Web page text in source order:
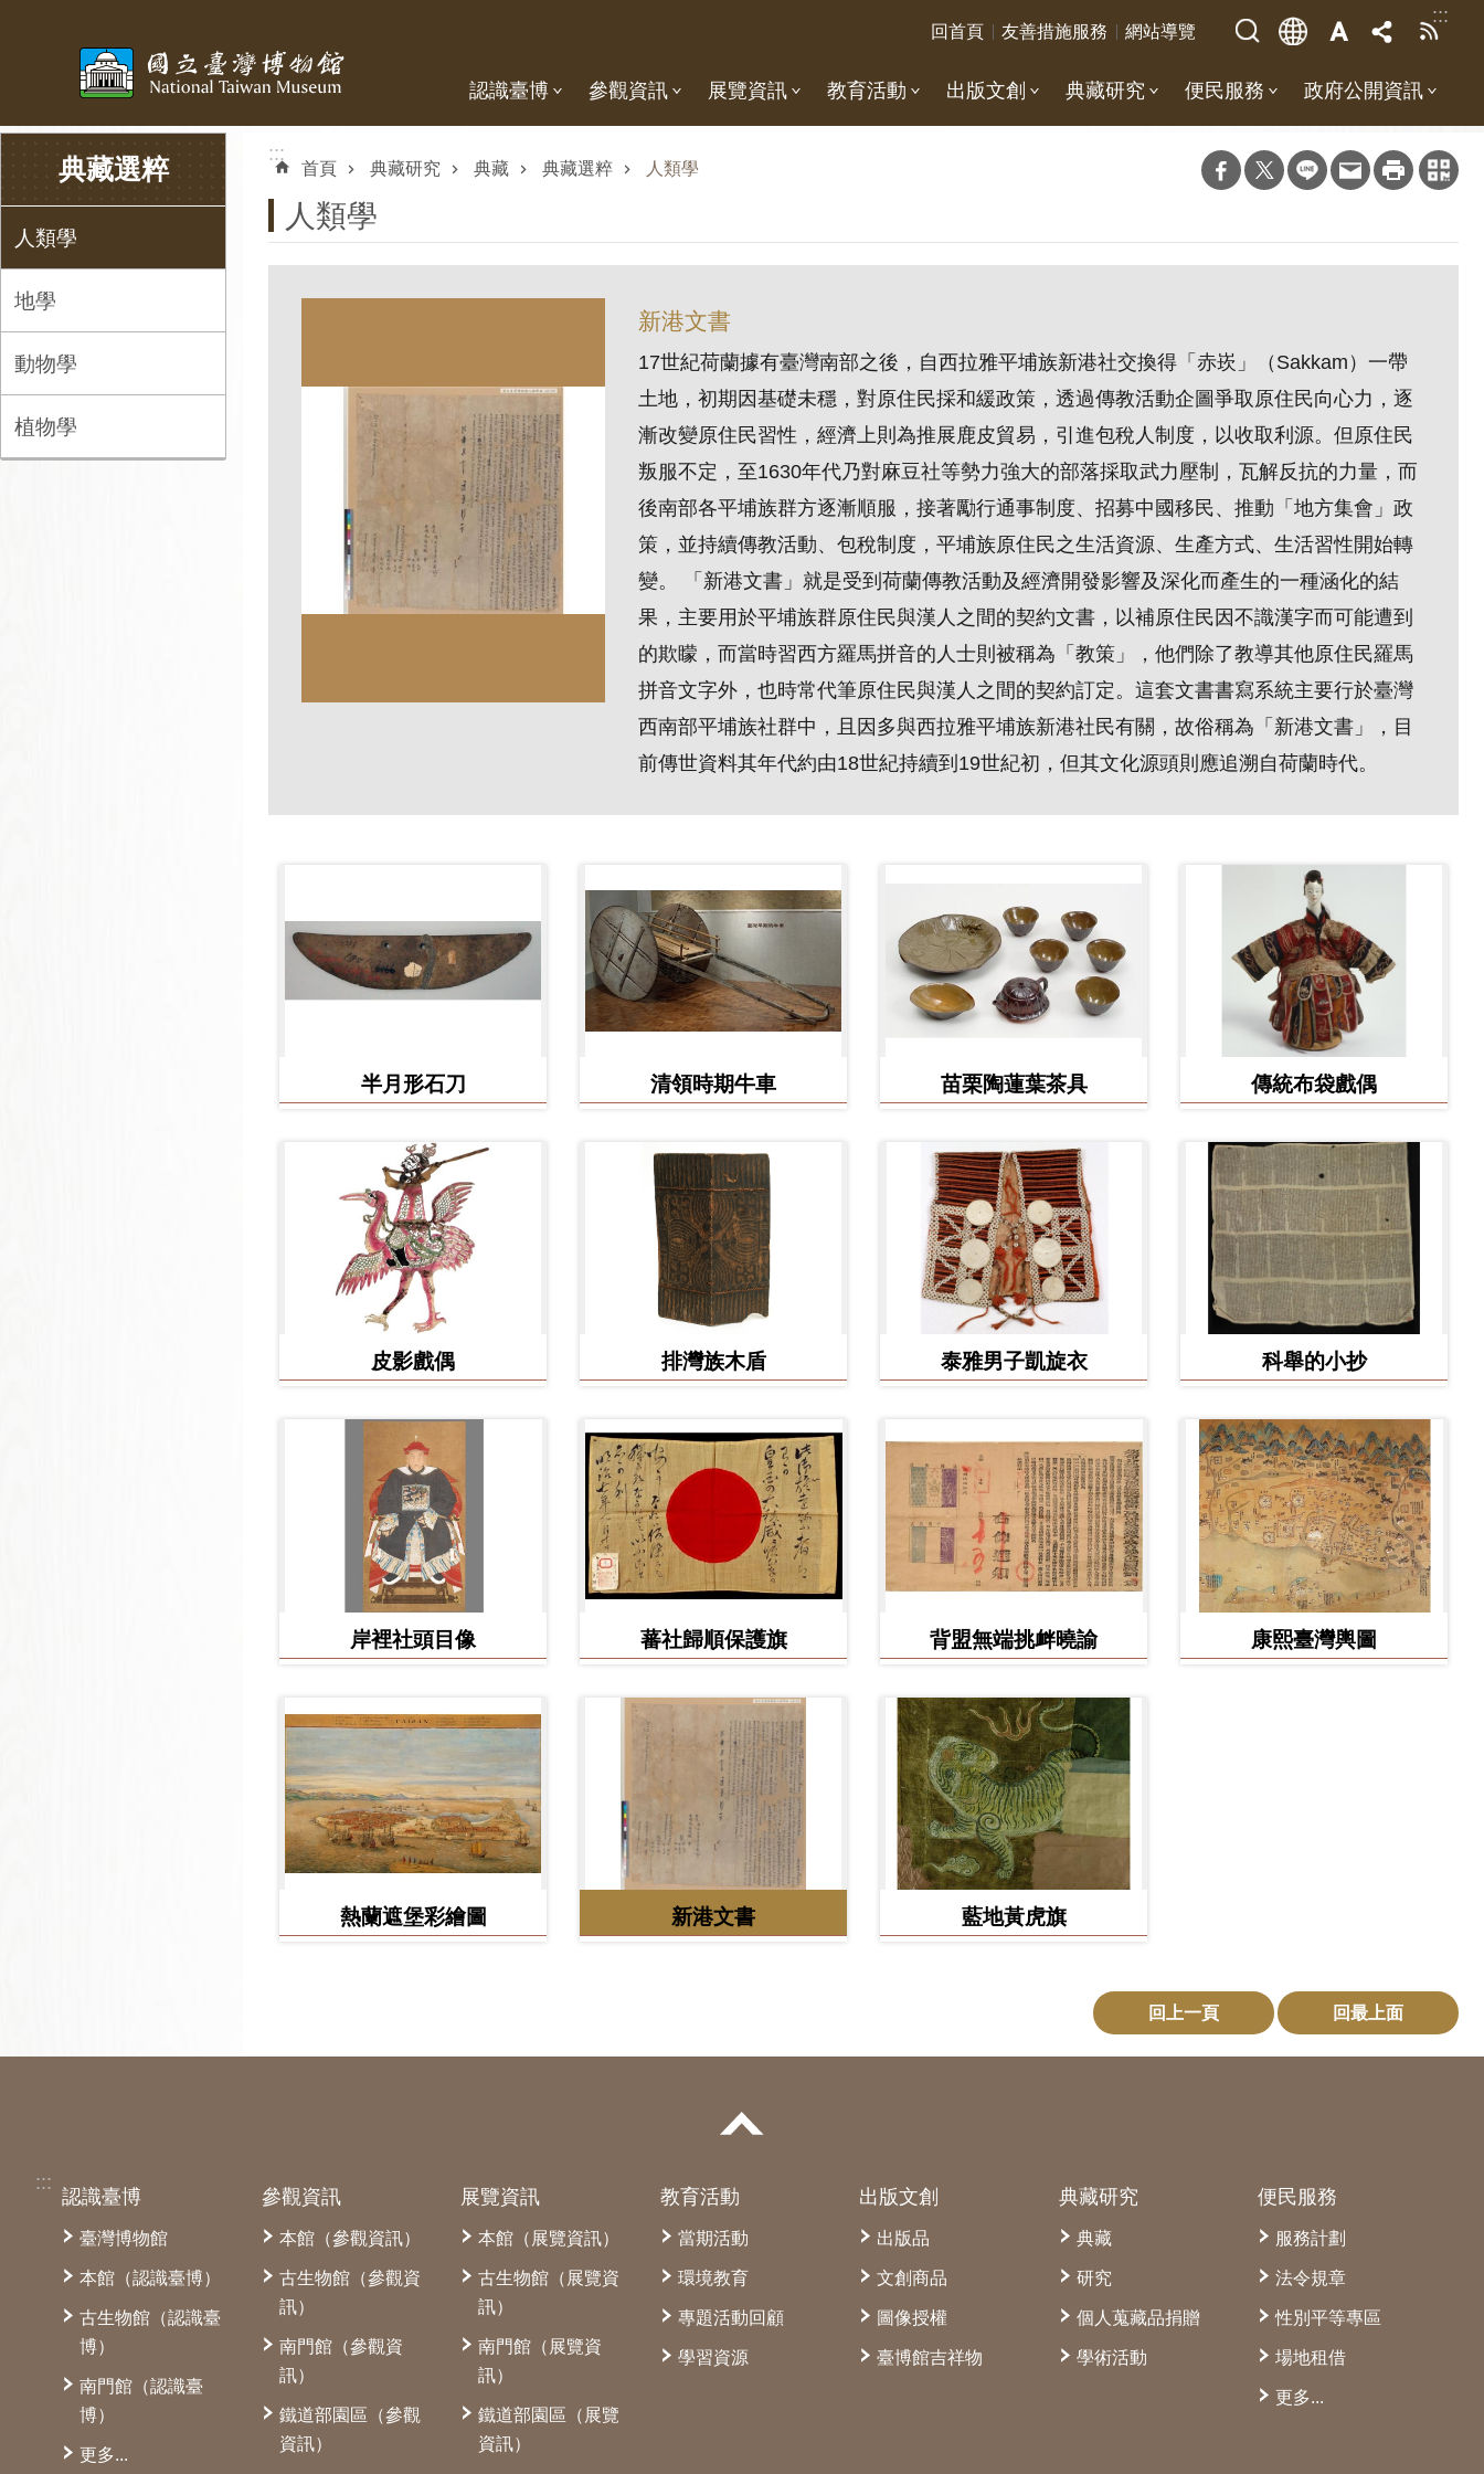
:::
回首頁 友善措施服務 網站導覽
認識臺博 參觀資訊 展覽資訊 教育活動 出版文創 典藏研究 便民服務 政府公開資訊
典藏選粹
人類學
地學
動物學
植物學
:::
首頁 典藏研究 典藏 典藏選粹 人類學
人類學
新港文書
17世紀荷蘭據有臺灣南部之後，自西拉雅平埔族新港社交換得「赤崁」（Sakkam）一帶
土地，初期因基礎未穩，對原住民採和緩政策，透過傳教活動企圖爭取原住民向心力，逐
漸改變原住民習性，經濟上則為推展鹿皮貿易，引進包稅人制度，以收取利源。但原住民
叛服不定，至1630年代乃對麻豆社等勢力強大的部落採取武力壓制，瓦解反抗的力量，而
後南部各平埔族群方逐漸順服，接著勵行通事制度、招募中國移民、推動「地方集會」政
策，並持續傳教活動、包稅制度，平埔族原住民之生活資源、生產方式、生活習性開始轉
變。 「新港文書」就是受到荷蘭傳教活動及經濟開發影響及深化而產生的一種涵化的結
果，主要用於平埔族群原住民與漢人之間的契約文書，以補原住民因不識漢字而可能遭到
的欺矇，而當時習西方羅馬拼音的人士則被稱為「教策」，他們除了教導其他原住民羅馬
拼音文字外，也時常代筆原住民與漢人之間的契約訂定。這套文書書寫系統主要行於臺灣
西南部平埔族社群中，且因多與西拉雅平埔族新港社民有關，故俗稱為「新港文書」，目
前傳世資料其年代約由18世紀持續到19世紀初，但其文化源頭則應追溯自荷蘭時代。
半月形石刀 清領時期牛車 苗栗陶蓮葉茶具 傳統布袋戲偶
皮影戲偶 排灣族木盾 泰雅男子凱旋衣 科舉的小抄
岸裡社頭目像 蕃社歸順保護旗 背盟無端挑衅曉諭 康熙臺灣輿圖
熱蘭遮堡彩繪圖 新港文書 藍地黃虎旗
回上一頁 回最上面
:::
認識臺博
臺灣博物館
本館（認識臺博）
古生物館（認識臺
博）
南門館（認識臺
博）
更多...
參觀資訊
本館（參觀資訊）
古生物館（參觀資
訊）
南門館（參觀資
訊）
鐵道部園區（參觀
資訊）
展覽資訊
本館（展覽資訊）
古生物館（展覽資
訊）
南門館（展覽資
訊）
鐵道部園區（展覽
資訊）
教育活動
當期活動
環境教育
專題活動回顧
學習資源
出版文創
出版品
文創商品
圖像授權
臺博館吉祥物
典藏研究
典藏
研究
個人蒐藏品捐贈
學術活動
便民服務
服務計劃
法令規章
性別平等專區
場地租借
更多...